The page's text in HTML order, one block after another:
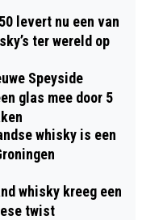
levert nu een van
ter wereld op
Speyside
glas mee door 5
whisky is een
whisky kreeg een
twist